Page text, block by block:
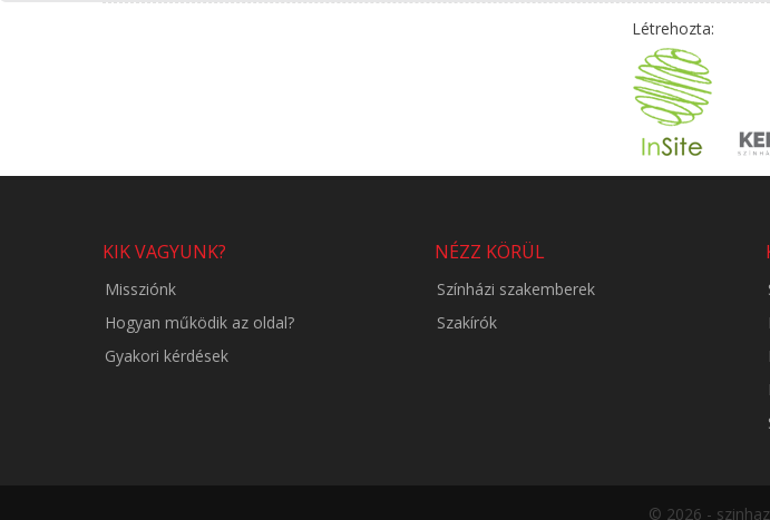
Létrehozta:
KIK VAGYUNK?
Missziónk
Hogyan működik az oldal?
Gyakori kérdések
NÉZZ KÖRÜL
Színházi szakemberek
Szakírók
© 2026 -